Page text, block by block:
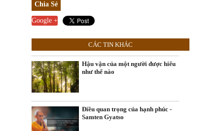
Chia Sẻ
Google +
CÁC TIN KHÁC
Hậu vận của một người được hiểu
như thế nào
Điều quan trọng của hạnh phúc -
Samten Gyatso